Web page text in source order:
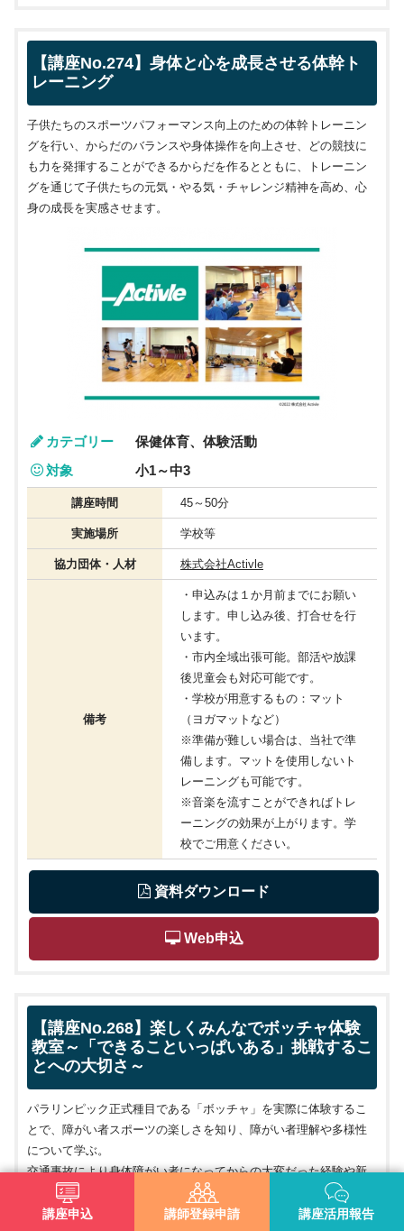
【講座No.274】身体と心を成長させる体幹ト
レーニング
子供たちのスポーツパフォーマンス向上のための体幹トレーニン
グを行い、からだのバランスや身体操作を向上させ、どの競技に
も力を発揮することができるからだを作るとともに、トレーニン
グを通じて子供たちの元気・やる気・チャレンジ精神を高め、心
身の成長を実感させます。
カテゴリー
保健体育、体験活動
対象
小1～中3
講座時間 45～50分
実施場所 学校等
協力団体・人材 株式会社Activle
備考
・申込みは１か月前までにお願い
します。申し込み後、打合せを行
います。
・市内全域出張可能。部活や放課
後児童会も対応可能です。
・学校が用意するもの：マット
（ヨガマットなど）
※準備が難しい場合は、当社で準
備します。マットを使用しないト
レーニングも可能です。
※音楽を流すことができればトレ
ーニングの効果が上がります。学
校でご用意ください。
資料ダウンロード
Web申込
【講座No.268】楽しくみんなでボッチャ体験
教室～「できることいっぱいある」挑戦するこ
とへの大切さ～
パラリンピック正式種目である「ボッチャ」を実際に体験するこ
とで、障がい者スポーツの楽しさを知り、障がい者理解や多様性
について学ぶ。
交通事故により身体障がい者になってからの大変だった経験や新
たなことへの挑戦をした経験についての講話を聞くことで、他者
を想う気持ちや命の大切さ、挑戦することへの可能性について学
講座申込 講師登録申請 講座活用報告